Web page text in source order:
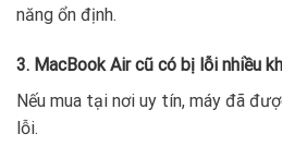
năng ổn định.
3. MacBook Air cũ có bị lỗi nhiều
Nếu mua tại nơi uy tín, máy đã
lỗi.